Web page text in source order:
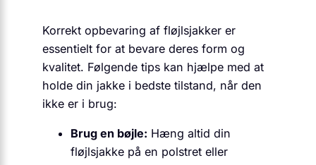
Korrekt opbevaring af fløjlsjakker er
essentielt for at bevare deres form og
kvalitet. Følgende tips kan hjælpe med at
holde din jakke i bedste tilstand, når den
ikke er i brug:
Brug en bøjle: Hæng altid din
fløjlsjakke på en polstret eller